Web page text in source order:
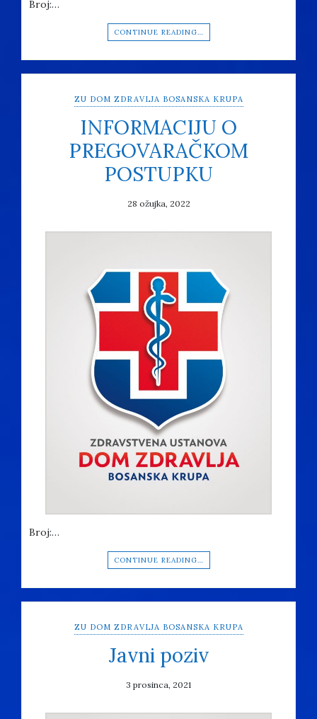
Broj:…
CONTINUE READING…
ZU DOM ZDRAVLJA BOSANSKA KRUPA
INFORMACIJU O
PREGOVARAČKOM
POSTUPKU
28 ožujka, 2022
Broj:…
CONTINUE READING…
ZU DOM ZDRAVLJA BOSANSKA KRUPA
Javni poziv
3 prosinca, 2021